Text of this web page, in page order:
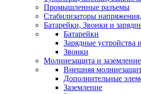
Промышленные разъемы
Стабилизаторы
Батарейки, Звонки и
Батарейки
Зарядные устройства
Звонки
Молниезащита и заземление
Внешняя
Дополнительные
Заземление